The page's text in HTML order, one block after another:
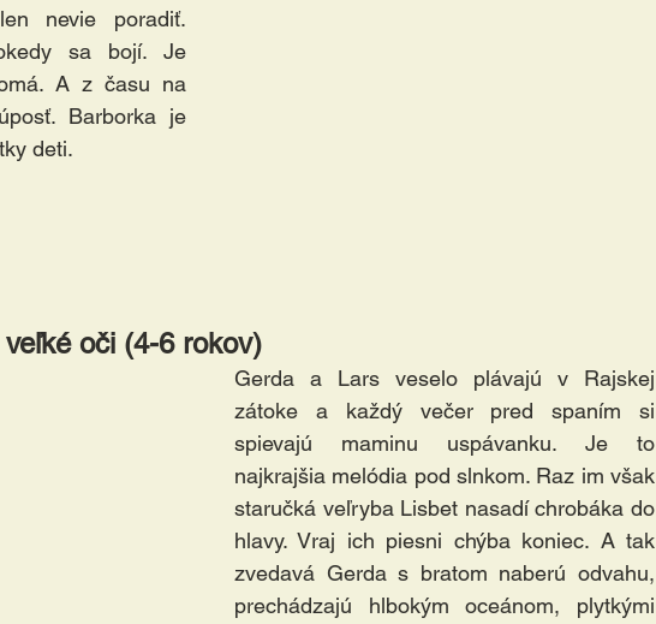
nevie poradiť.
sa bojí. Je
A z času na
Barborka je
deti.
oči (4-6 rokov)
Gerda a Lars veselo plávajú v Rajskej
zátoke a každý večer pred spaním si
spievajú maminu uspávanku. Je to
najkrajšia melódia pod slnkom. Raz im však
staručká veľryba Lisbet nasadí chrobáka do
hlavy. Vraj ich piesni chýba koniec. A tak
zvedavá Gerda s bratom naberú odvahu,
prechádzajú hlbokým oceánom, plytkými